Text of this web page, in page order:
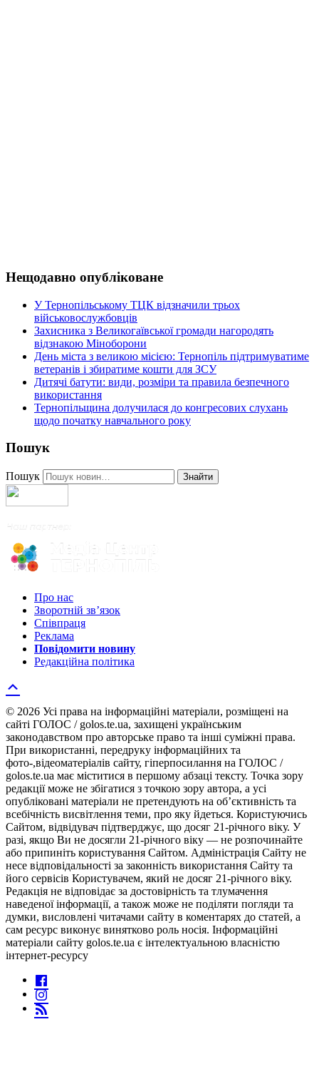
Нещодавно опубліковане
У Тернопільському ТЦК відзначили трьох
військовослужбовців
Захисника з Великогаївської громади нагородять
відзнакою Міноборони
День міста з великою місією: Тернопіль підтримуватиме
ветеранів і збиратиме кошти для ЗСУ
Дитячі батути: види, розміри та правила безпечного
використання
Тернопільщина долучилася до конгресових слухань
щодо початку навчального року
Пошук
Пошук Знайти
Про нас
Зворотній зв’язок
Співпраця
Реклама
Повідомити новину
Редакційна політика
© 2026 Усі права на інформаційні матеріали, розміщені на
сайті ГОЛОС / golos.te.ua, захищені українським
законодавством про авторське право та інші суміжні права.
При використанні, передруку інформаційних та
фото-,відеоматеріалів сайту, гіперпосилання на ГОЛОС /
golos.te.ua має міститися в першому абзаці тексту. Точка зору
редакції може не збігатися з точкою зору автора, а усі
опубліковані матеріали не претендують на об’єктивність та
всебічність висвітлення теми, про яку йдеться. Користуючись
Сайтом, відвідувач підтверджує, що досяг 21-річного віку. У
разі, якщо Ви не досягли 21-річного віку — не розпочинайте
або припиніть користування Сайтом. Адміністрація Сайту не
несе відповідальності за законність використання Сайту та
його сервісів Користувачем, який не досяг 21-річного віку.
Редакція не відповідає за достовірність та тлумачення
наведеної інформації, а також може не поділяти погляди та
думки, висловлені читачами сайту в коментарях до статей, а
сам ресурс виконує винятково роль носія. Інформаційні
матеріали сайту golos.te.ua є інтелектуальною власністю
інтернет-ресурсу